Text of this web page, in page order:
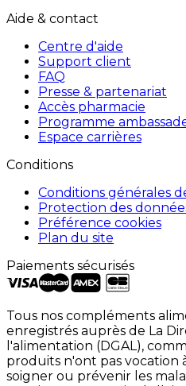
Aide & contact
Centre d'aide
Support client
FAQ
Presse & partenariat
Accès pharmacie
Programme
Espace carrières
Conditions
Conditions générales
Protection des
Préférence cookies
Plan du site
Paiements sécurisés
Tous nos compléments
enregistrés auprès de La
l'alimentation (DGAL),
produits n'ont pas vocation
soigner ou prévenir les